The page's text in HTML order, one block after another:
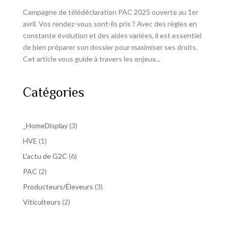
Campagne de télédéclaration PAC 2025 ouverte au 1er
avril. Vos rendez-vous sont-ils pris ? Avec des règles en
constante évolution et des aides variées, il est essentiel
de bien préparer son dossier pour maximiser ses droits.
Cet article vous guide à travers les enjeux...
Catégories
_HomeDisplay(3)
HVE (1)
L'actu de G2C (6)
PAC (2)
Producteurs/Éleveurs (3)
Viticulteurs (2)